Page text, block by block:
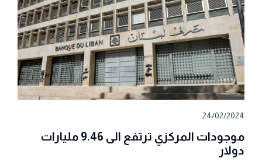
24/02/2024
موجودات المركزي ترتفع الى 9.46 مليارات
دولار